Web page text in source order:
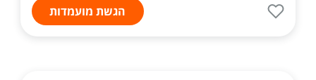
הגשת מועמדות